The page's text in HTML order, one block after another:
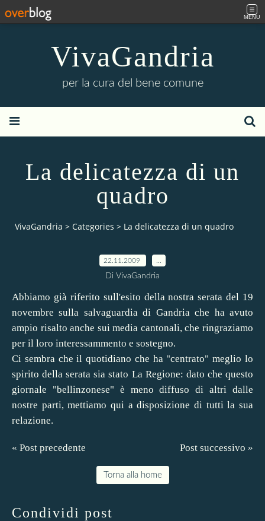
MENU
VivaGandria
per la cura del bene comune
La delicatezza di un
quadro
VivaGandria > Categories > La delicatezza di un quadro
22.11.2009
Di VivaGandria
Abbiamo già riferito sull'esito della nostra serata del 19
novembre sulla salvaguardia di Gandria che ha avuto
ampio risalto anche sui media cantonali, che ringraziamo
per il loro interessammento e sostegno.
Ci sembra che il quotidiano che ha "centrato" meglio lo
spirito della serata sia stato La Regione: dato che questo
giornale "bellinzonese" è meno diffuso di altri dalle
nostre parti, mettiamo qui a disposizione di tutti la sua
relazione.
« Post precedente Post successivo »
Torna alla home
Condividi post